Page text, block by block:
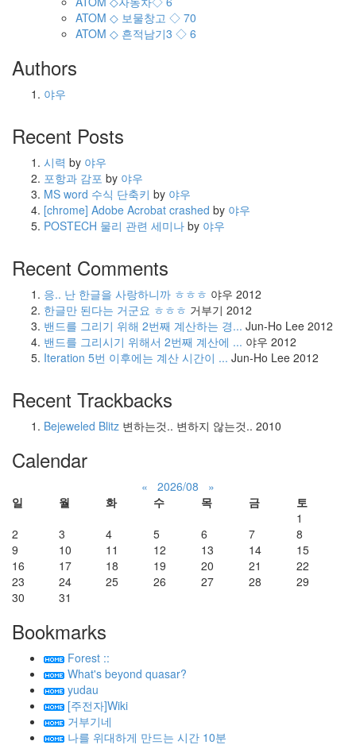
ATOM ◇ 보물창고 ◇ 70
ATOM ◇ 흔적남기3 ◇ 6
Authors
야우
Recent Posts
시력 by 야우
포항과 감포 by 야우
MS word 수식 단축키 by 야우
[chrome] Adobe Acrobat crashed by 야우
POSTECH 물리 관련 세미나 by 야우
Recent Comments
응.. 난 한글을 사랑하니까 ㅎㅎㅎ 야우 2012
한글만 된다는 거군요 ㅎㅎㅎ 거부기 2012
밴드를 그리기 위해 2번째 계산하는 경... Jun-Ho Lee 2012
밴드를 그리시기 위해서 2번째 계산에 ... 야우 2012
Iteration 5번 이후에는 계산 시간이 ... Jun-Ho Lee 2012
Recent Trackbacks
Bejeweled Blitz 변하는것.. 변하지 않는것.. 2010
Calendar
« 2026/08
»
일
월 화 수 목 금
토
1
2
3 4 5 6 7
8
9
10 11 12 13 14
15
16
17 18 19 20 21
22
23
24 25 26 27 28
29
30
31
Bookmarks
Forest ::
What's beyond quasar?
yudau
[주전자]Wiki
거부기네
나를 위대하게 만드는 시간 10분